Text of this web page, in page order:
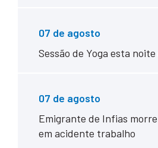
07 de agosto
Sessão de Yoga esta
07 de agosto
Emigrante de Infias morre
em acidente trabalho